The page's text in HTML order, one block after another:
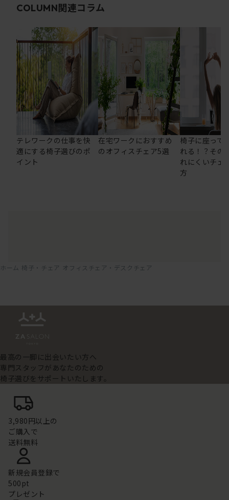
COLUMN関連コラム
テレワークの仕事を快
適にする椅子選びのポ
イント
在宅ワークにおすすめ
のオフィスチェア5選
椅子に座って
れる！？その
れにくいチェ
方
ホーム 椅子・チェア オフィスチェア・デスクチェア
最高の一脚に出会いたい方へ
専門スタッフがあなたのための
椅子選びをサポートいたします。
3,980円以上の
ご購入で
送料無料
新規会員登録で
500pt
プレゼント